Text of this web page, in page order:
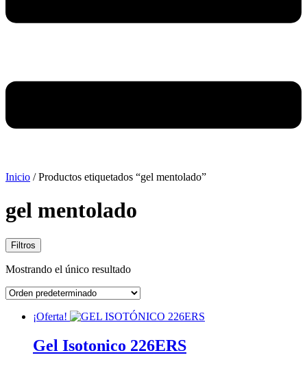
Inicio / Productos etiquetados “gel mentolado”
gel mentolado
Filtros
Mostrando el único resultado
¡Oferta!
Gel Isotonico 226ERS